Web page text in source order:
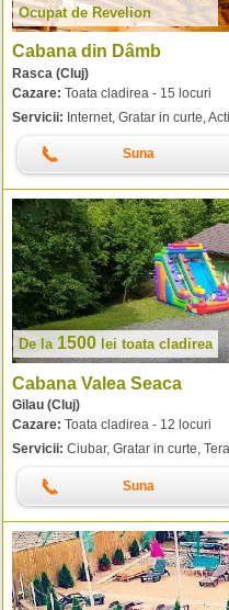
Ocupat de Revelion
Cabana din Dâmb
Rasca (Cluj)
Cazare: Toata cladirea - 15 locuri
Servicii: Internet, Gratar in curte,
Suna
De la 1500 lei toata cladirea
Cabana Valea Seaca
Gilau (Cluj)
Cazare: Toata cladirea - 12 locuri
Servicii: Ciubar, Gratar in curte,
Suna